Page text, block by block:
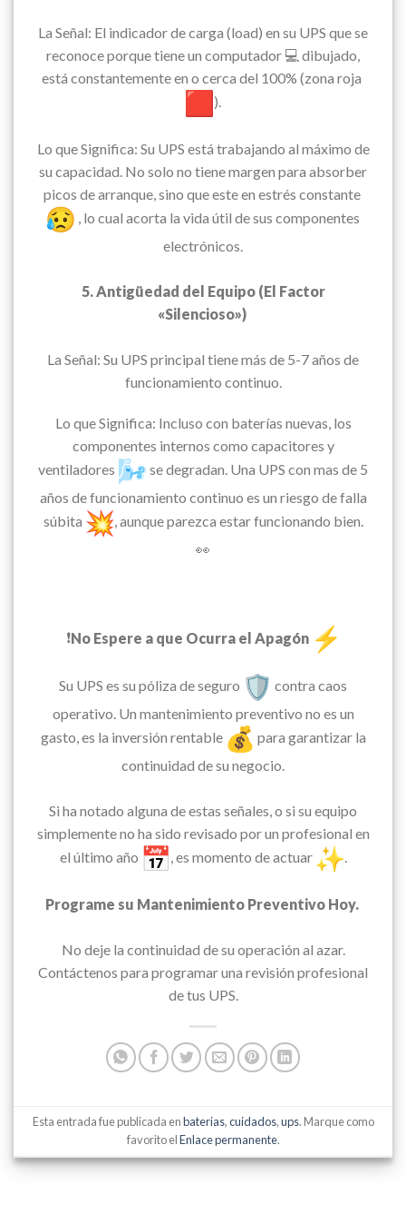
La Señal: El indicador de carga (load) en su UPS que se
reconoce porque tiene un computador 💻 dibujado,
está constantemente en o cerca del 100% (zona roja
).
Lo que Significa: Su UPS está trabajando al máximo de
su capacidad. No solo no tiene margen para absorber
picos de arranque, sino que este en estrés constante
, lo cual acorta la vida útil de sus componentes
electrónicos.
5. Antigüedad del Equipo (El Factor
«Silencioso»)
La Señal: Su UPS principal tiene más de 5-7 años de
funcionamiento continuo.
Lo que Significa: Incluso con baterías nuevas, los
componentes internos como capacitores y
ventiladores
se degradan. Una UPS con mas de 5
años de funcionamiento continuo es un riesgo de falla
súbita
, aunque parezca estar funcionando bien.
👀
❗No Espere a que Ocurra el Apagón
Su UPS es su póliza de seguro
contra caos
operativo. Un mantenimiento preventivo no es un
gasto, es la inversión rentable
para garantizar la
continuidad de su negocio.
Si ha notado alguna de estas señales, o si su equipo
simplemente no ha sido revisado por un profesional en
el último año
, es momento de actuar .
Programe su Mantenimiento Preventivo Hoy.
No deje la continuidad de su operación al azar.
Contáctenos para programar una revisión profesional
de tus UPS.
Esta entrada fue publicada enbaterias,cuidados,ups. Marque como
favorito elEnlace permanente.